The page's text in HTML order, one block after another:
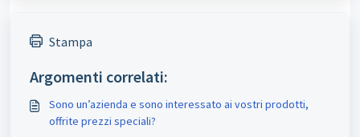
Stampa
Argomenti correlati:
Sono un’azienda e sono interessato ai vostri prodotti,
offrite prezzi speciali?